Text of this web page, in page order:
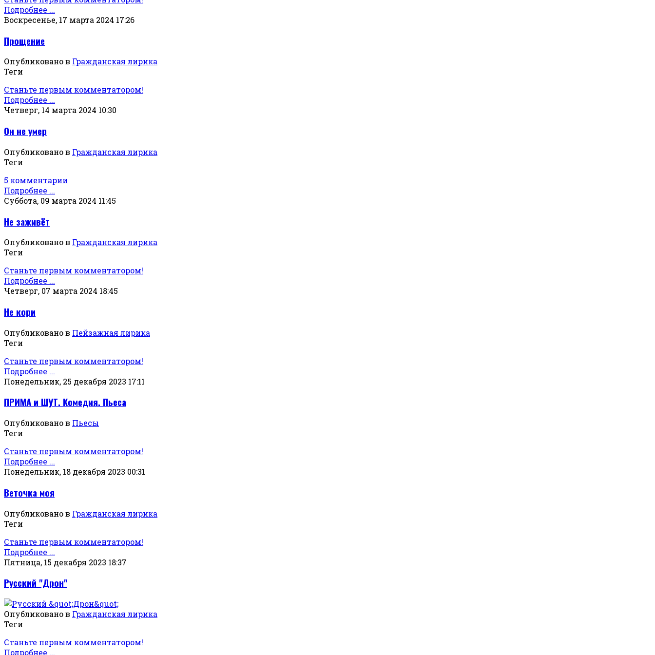
Подробнее ...
Воскресенье, 17 марта 2024 17:26
Прощение
Опубликовано в Гражданская лирика
Теги
Станьте первым комментатором!
Подробнее ...
Четверг, 14 марта 2024 10:30
Он не умер
Опубликовано в Гражданская лирика
Теги
5 комментарии
Подробнее ...
Суббота, 09 марта 2024 11:45
Не заживёт
Опубликовано в Гражданская лирика
Теги
Станьте первым комментатором!
Подробнее ...
Четверг, 07 марта 2024 18:45
Не кори
Опубликовано в Пейзажная лирика
Теги
Станьте первым комментатором!
Подробнее ...
Понедельник, 25 декабря 2023 17:11
ПРИМА и ШУТ. Комедия. Пьеса
Опубликовано в Пьесы
Теги
Станьте первым комментатором!
Подробнее ...
Понедельник, 18 декабря 2023 00:31
Веточка моя
Опубликовано в Гражданская лирика
Теги
Станьте первым комментатором!
Подробнее ...
Пятница, 15 декабря 2023 18:37
Русский "Дрон"
Опубликовано в Гражданская лирика
Теги
Станьте первым комментатором!
Подробнее ...